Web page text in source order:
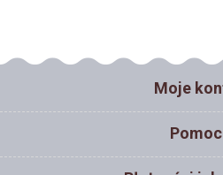
Moje
Pomoc